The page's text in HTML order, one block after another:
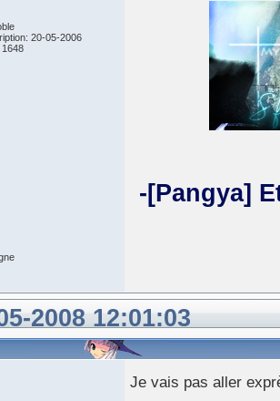
20-05-2006
-[Pangya]
2008 12:01:03
Je vais pas aller